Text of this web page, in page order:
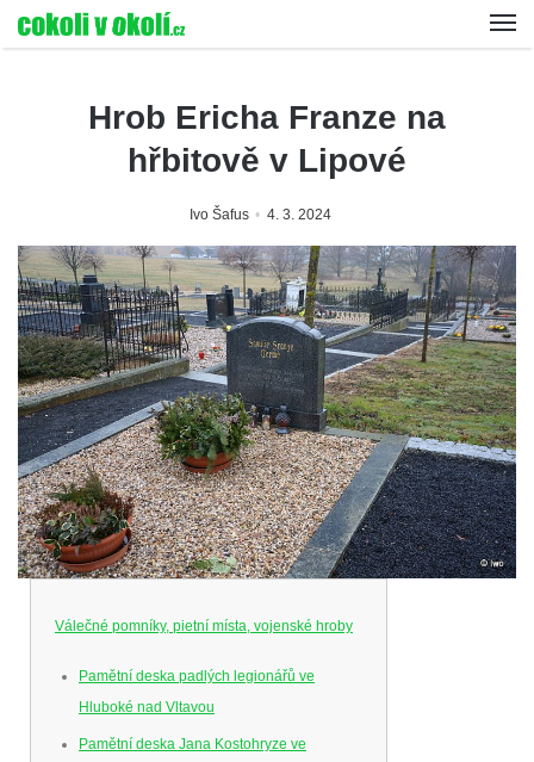
Hrob Ericha Franze na
hřbitově v Lipové
Ivo Šafus 4. 3. 2024
Válečné pomníky, pietní místa, vojenské hroby
Pamětní deska padlých legionářů ve
Hluboké nad Vltavou
Pamětní deska Jana Kostohryze ve